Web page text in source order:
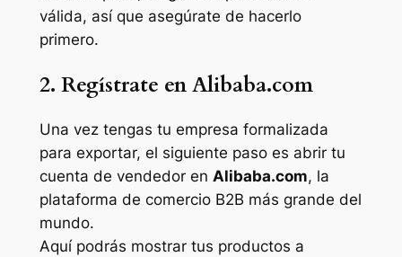
válida, así que asegúrate de hacerlo
primero.
2. Regístrate en Alibaba.com
Una vez tengas tu empresa formalizada
para exportar, el siguiente paso es abrir tu
cuenta de vendedor en Alibaba.com, la
plataforma de comercio B2B más grande del
mundo.
Aquí podrás mostrar tus productos a